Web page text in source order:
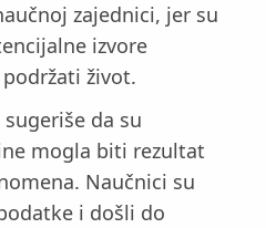
zajednici, jer su
izvore
život.
da su
mogla biti rezultat
Naučnici su
i došli do